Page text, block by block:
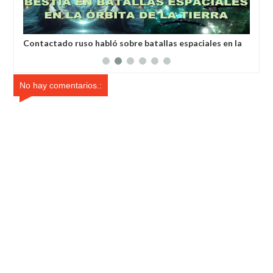
Contactado ruso habló sobre batallas espaciales en la
No hay comentarios.: